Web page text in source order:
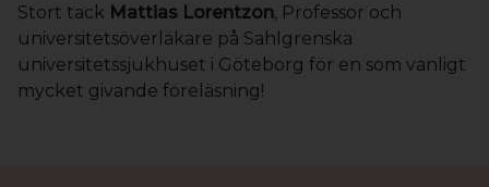
Stort tack Mattias Lorentzon, Professor och
universitetsöverläkare på Sahlgrenska
universitetssjukhuset i Göteborg för en som vanligt
mycket givande föreläsning!